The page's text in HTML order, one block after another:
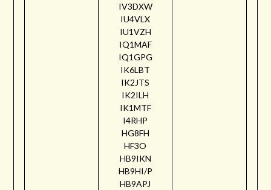
IV3DXW
IU4VLX
IU1VZH
IQ1MAF
IQ1GPG
IK6LBT
IK2JTS
IK2ILH
IK1MTF
I4RHP
HG8FH
HF3O
HB9IKN
HB9HI/P
HB9APJ